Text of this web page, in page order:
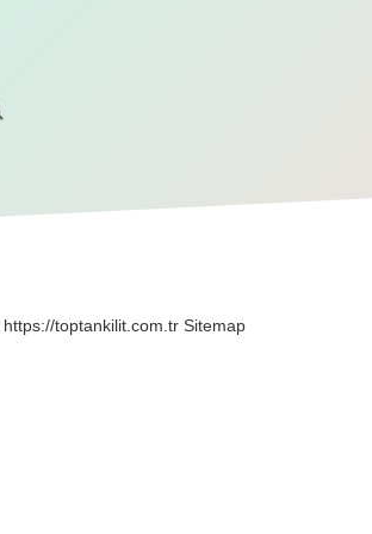
https://toptankilit.com.tr Sitemap